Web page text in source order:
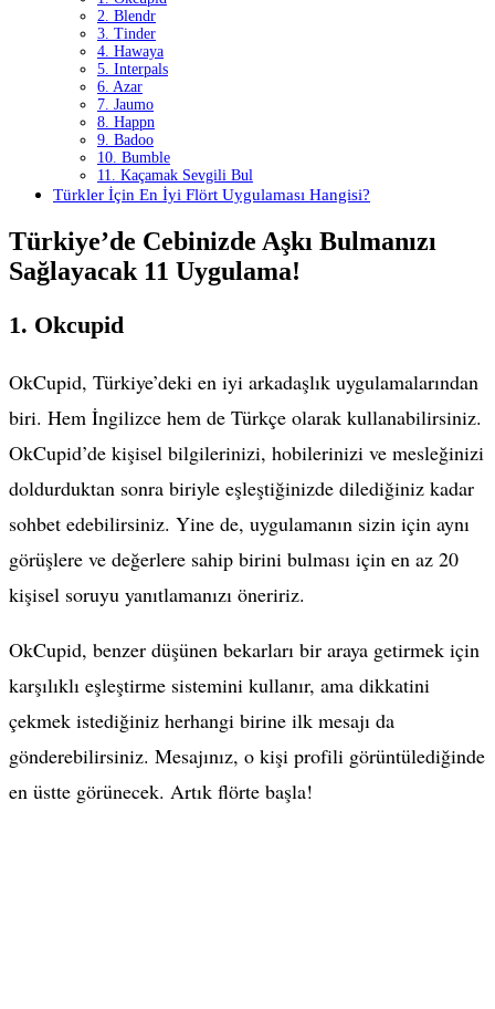
2. Blendr
3. Tinder
4. Hawaya
5. Interpals
6. Azar
7. Jaumo
8. Happn
9. Badoo
10. Bumble
11. Kaçamak Sevgili Bul
Türkler İçin En İyi Flört Uygulaması Hangisi?
Türkiye’de Cebinizde Aşkı Bulmanızı
Sağlayacak 11 Uygulama!
1. Okcupid
OkCupid, Türkiye’deki en iyi arkadaşlık uygulamalarından
biri. Hem İngilizce hem de Türkçe olarak kullanabilirsiniz.
OkCupid’de kişisel bilgilerinizi, hobilerinizi ve mesleğinizi
doldurduktan sonra biriyle eşleştiğinizde dilediğiniz kadar
sohbet edebilirsiniz. Yine de, uygulamanın sizin için aynı
görüşlere ve değerlere sahip birini bulması için en az 20
kişisel soruyu yanıtlamanızı öneririz.
OkCupid, benzer düşünen bekarları bir araya getirmek için
karşılıklı eşleştirme sistemini kullanır, ama dikkatini
çekmek istediğiniz herhangi birine ilk mesajı da
gönderebilirsiniz. Mesajınız, o kişi profili görüntülediğinde
en üstte görünecek. Artık flörte başla!